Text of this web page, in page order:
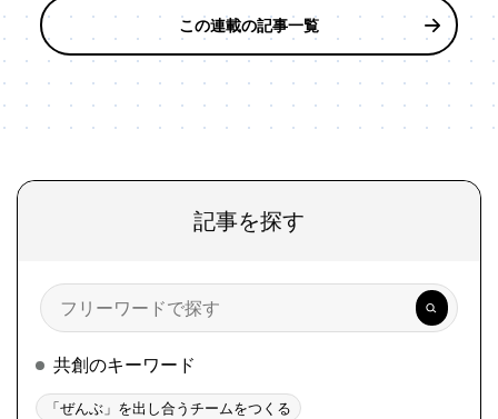
この連載の記事一覧
記事を探す
検
索
共創のキーワード
「ぜんぶ」を出し合うチームをつくる